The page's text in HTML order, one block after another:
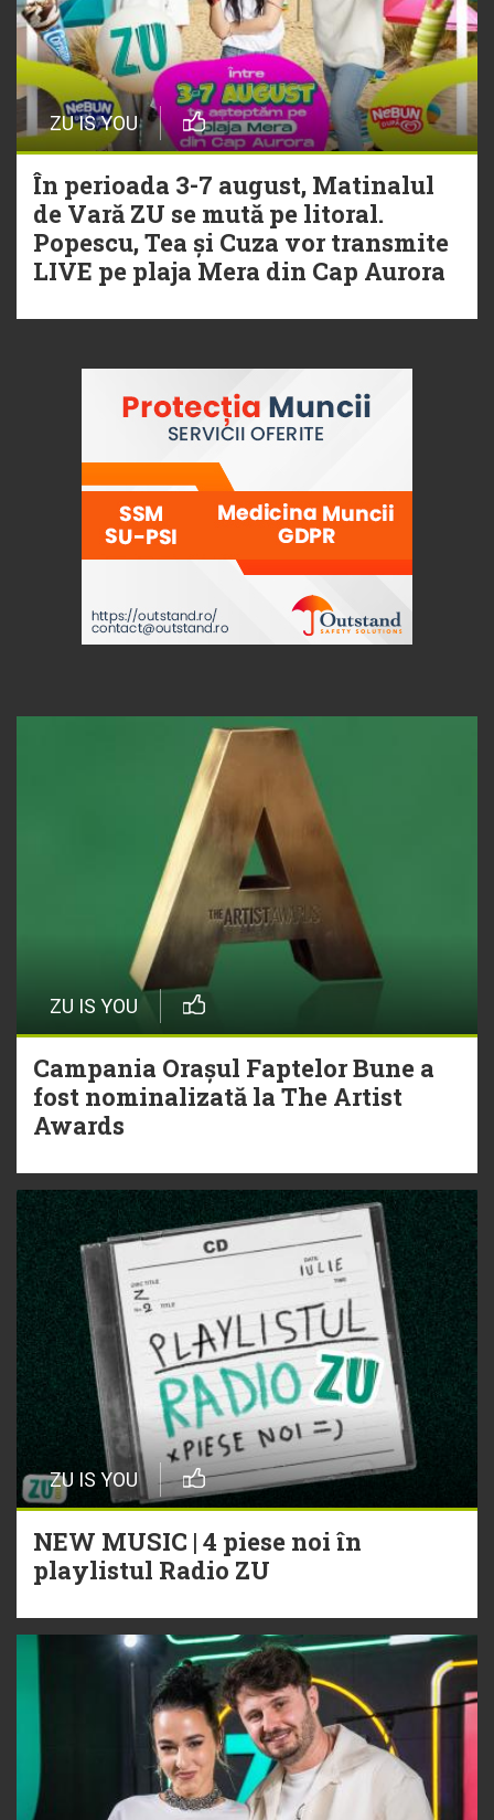
ZU IS YOU
În perioada 3-7 august, Matinalul
de Vară ZU se mută pe litoral.
Popescu, Tea și Cuza vor transmite
LIVE pe plaja Mera din Cap Aurora
ZU IS YOU
Campania Orașul Faptelor Bune a
fost nominalizată la The Artist
Awards
ZU IS YOU
NEW MUSIC | 4 piese noi în
playlistul Radio ZU